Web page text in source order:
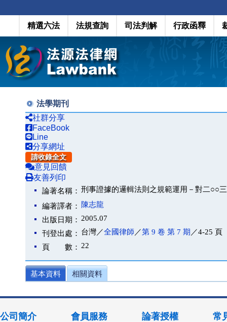
精選六法 法規查詢 司法判解 行政函釋
法學期刊
社群分享
FaceBook
Line
分享網址
請收錄全文
意見回饋
友善列印
論著名稱： 刑事證據的邏輯法則之規範運用－對二○○
編著譯者：
陳志龍
出版日期： 2005.07
刊登出處： 台灣／全國律師 ／第 9 卷 第 7 期 ／4-25 頁
頁 數： 22
基本資料 相關資料
公司簡介 會員服務 論著授權 常